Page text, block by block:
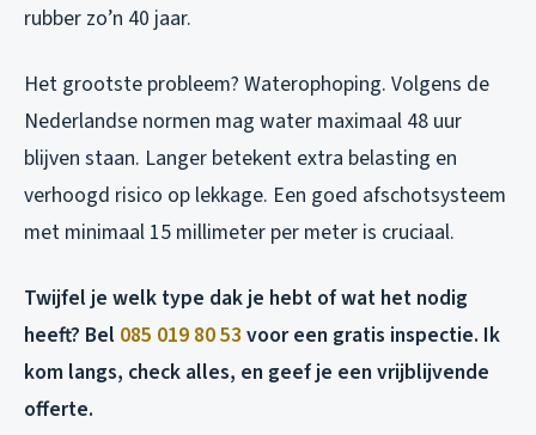
rubber zo’n 40 jaar.
Het grootste probleem? Waterophoping. Volgens de
Nederlandse normen mag water maximaal 48 uur
blijven staan. Langer betekent extra belasting en
verhoogd risico op lekkage. Een goed afschotsysteem
met minimaal 15 millimeter per meter is cruciaal.
Twijfel je welk type dak je hebt of wat het nodig
heeft? Bel 085 019 80 53 voor een gratis inspectie. Ik
kom langs, check alles, en geef je een vrijblijvende
offerte.